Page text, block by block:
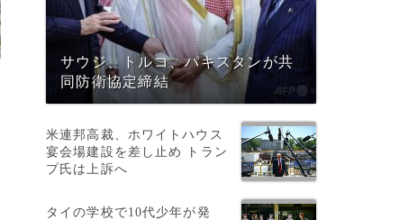
サウジ、トルコ、パキスタンが共
同防衛協定締結
米連邦高裁、ホワイトハウス
宴会場建設を差し止め トラン
プ氏は上訴へ
タイの学校で10代少年が発